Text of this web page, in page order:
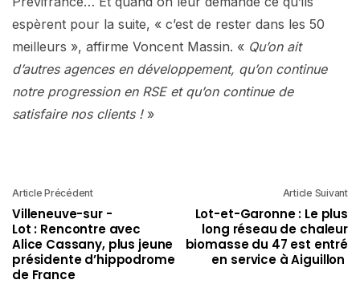
espèrent pour la suite, « c’est de rester dans les 50
meilleurs », affirme Voncent Massin. « Qu’on ait
d’autres agences en développement, qu’on continue
notre progression en RSE et qu’on continue de
satisfaire nos clients !»
Article Précédent
Villeneuve-sur -
Lot : Rencontre avec
Alice Cassany, plus jeune
présidente d’hippodrome
de France
Article Suivant
Lot-et-Garonne : Le plus
long réseau de chaleur
biomasse du 47 est entré
en service à Aiguillon